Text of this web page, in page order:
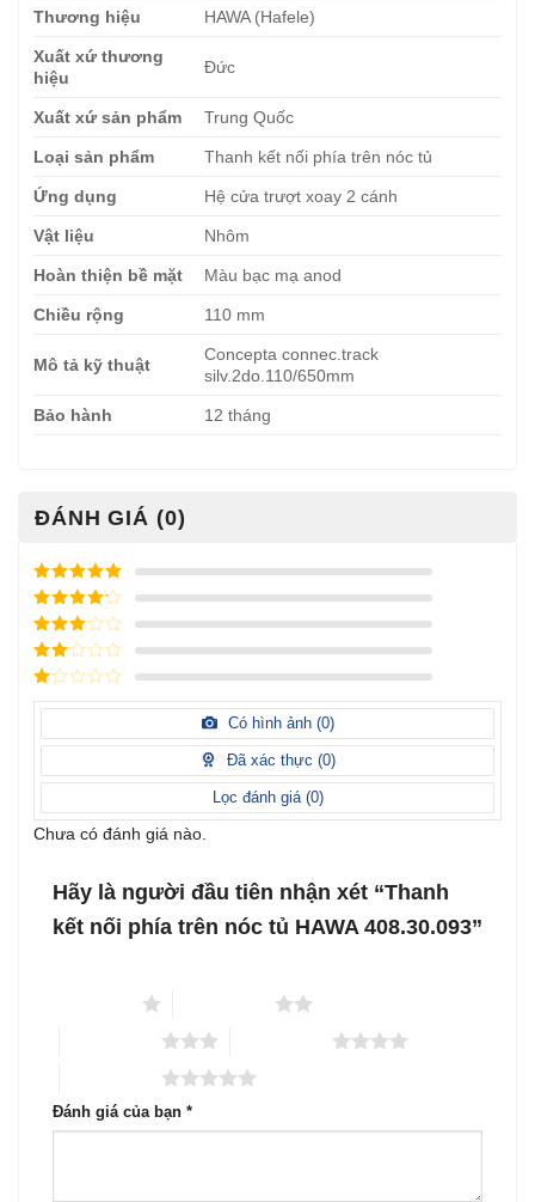
Thương hiệu HAWA (Hafele)
Xuất xứ thương
hiệu
Đức
Xuất xứ sản phẩm Trung Quốc
Loại sản phẩm Thanh kết nối phía trên nóc tủ
Ứng dụng Hệ cửa trượt xoay 2 cánh
Vật liệu Nhôm
Hoàn thiện bề mặt Màu bạc mạ anod
Chiều rộng 110 mm
Mô tả kỹ thuật
Concepta connec.track
silv.2do.110/650mm
Bảo hành 12 tháng
ĐÁNH GIÁ (0)
Được xếp
hạng
5
sao
Được xếp
hạng
sao
Được
xếp
hạng3
5 sao
Được
hạng
sao
Được
1
sao
Có hình ảnh (0)
Đã xác thực (0)
Lọc đánh giá (0)
Chưa có đánh giá nào.
Hãy là người đầu tiên nhận xét “Thanh
kết nối phía trên nóc tủ HAWA 408.30.093”
Đánh giá của bạn *